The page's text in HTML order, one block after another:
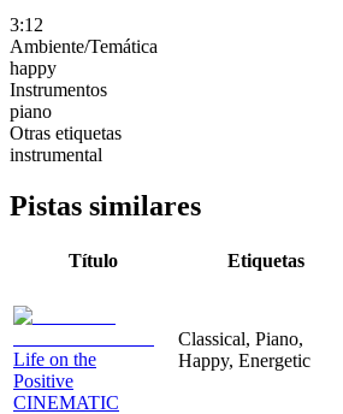
3:12
Ambiente/Temática
happy
Instrumentos
piano
Otras etiquetas
instrumental
Pistas similares
Título Etiquetas
Life on the
Positive
CINEMATIC
Classical, Piano,
Happy, Energetic